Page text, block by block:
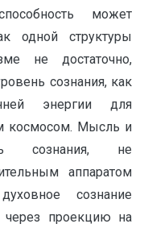
может
одной структуры
не достаточно,
сознания, как
энергии для
космосом. Мысль и
сознания, не
аппаратом
сознание
через проекцию на